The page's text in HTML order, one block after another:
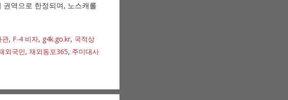
역으로 한정되며, 노스캐롤
관, F-4 비자, g4k.go.kr, 국적상
외국민, 재외동포365, 주미대사